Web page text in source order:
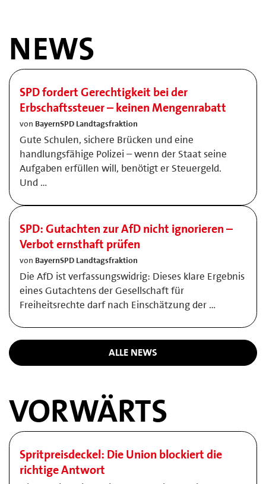
NEWS
SPD fordert Gerechtigkeit bei der
Erbschaftssteuer – keinen Mengenrabatt
von BayernSPD Landtagsfraktion
Gute Schulen, sichere Brücken und eine
handlungsfähige Polizei – wenn der Staat seine
Aufgaben erfüllen will, benötigt er Steuergeld.
Und …
SPD: Gutachten zur AfD nicht ignorieren –
Verbot ernsthaft prüfen
von BayernSPD Landtagsfraktion
Die AfD ist verfassungswidrig: Dieses klare Ergebnis
eines Gutachtens der Gesellschaft für
Freiheitsrechte darf nach Einschätzung der …
ALLE NEWS
VORWÄRTS
Spritpreisdeckel: Die Union blockiert die
richtige Antwort